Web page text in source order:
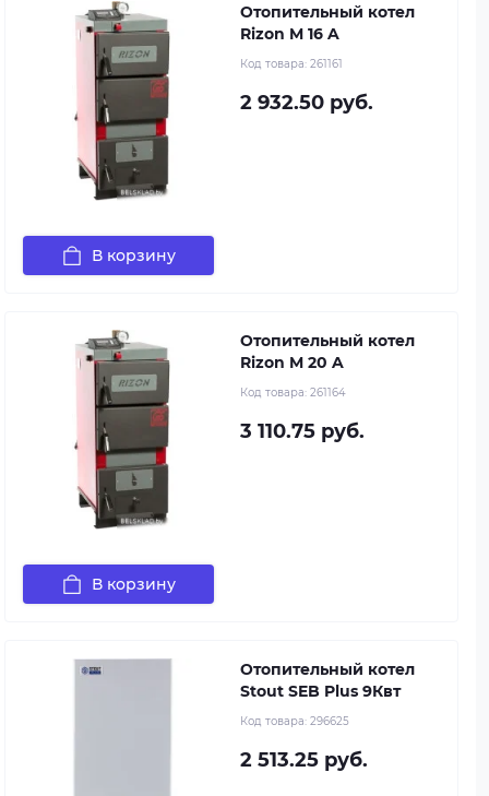
Отопительный котел
Rizon M 16 A
Код товара: 261161
2 932.50 руб.
В корзину
Отопительный котел
Rizon M 20 A
Код товара: 261164
3 110.75 руб.
В корзину
Отопительный котел
Stout SEB Plus 9Квт
Код товара: 296625
2 513.25 руб.